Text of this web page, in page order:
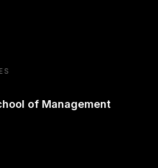
podcast
of Management